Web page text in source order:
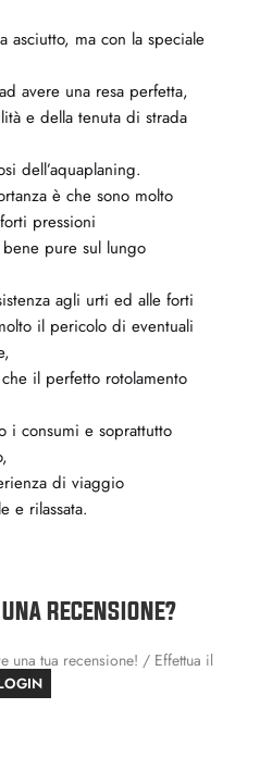
asciutto, ma con la speciale
avere una resa perfetta,
e della tenuta di strada
dell’aquaplaning.
è che sono molto
pressioni
pure sul lungo
agli urti ed alle forti
il pericolo di eventuali
il perfetto rotolamento
i consumi e soprattutto
di viaggio
e rilassata.
RECENSIONE?
una tua recensione! / Effettua il